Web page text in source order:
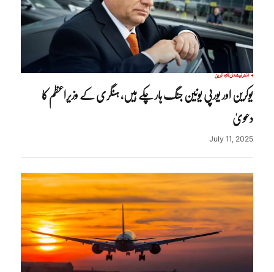
انٹرنیشنلتازہ ترین
یوکرین اور یورپی یونین جنگ ہار چکے ہیں، ہنگری کے وزیراعظم کا
دعویٰ
July 11, 2025